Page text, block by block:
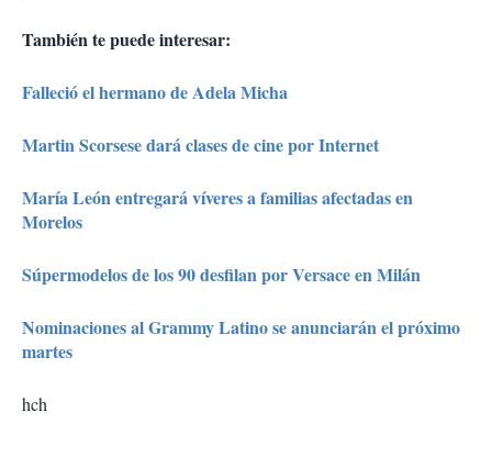
También te puede interesar:
Falleció el hermano de Adela Micha
Martin Scorsese dará clases de cine por Internet
María León entregará víveres a familias afectadas en
Morelos
Súpermodelos de los 90 desfilan por Versace en Milán
Nominaciones al Grammy Latino se anunciarán el próximo
martes
hch